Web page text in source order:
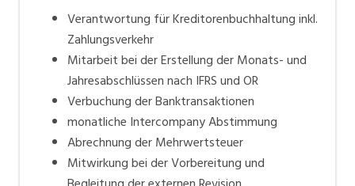
Europas Marktführer im Business-to-Business
entwickelt. Das Unternehmen, mit Sitz bei München,
ist mit 15 Produktionsstandorten und mehreren Sales
Offices weltweit in zehn Ländern vertreten. Mehr als
4.300 Mitarbeiter tragen zum Erfolg der
Unternehmensgruppe bei.
Verantwortung für Kreditorenbuchhaltung inkl.
Zahlungsverkehr
Mitarbeit bei der Erstellung der Monats- und
Jahresabschlüssen nach IFRS und OR
Verbuchung der Banktransaktionen
monatliche Intercompany Abstimmung
Abrechnung der Mehrwertsteuer
Mitwirkung bei der Vorbereitung und